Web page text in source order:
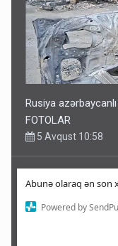
Abunə olaraq ən son
Powered by
Rusiya
FOTOLAR
5 Avqust 10:58